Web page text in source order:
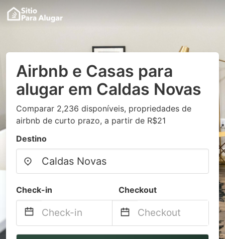
Airbnb e Casas para
alugar em Caldas Novas
Comparar 2,236 disponíveis, propriedades de
airbnb de curto prazo, a partir de R$21
Destino
Check-in Checkout
Navigate
Navigate